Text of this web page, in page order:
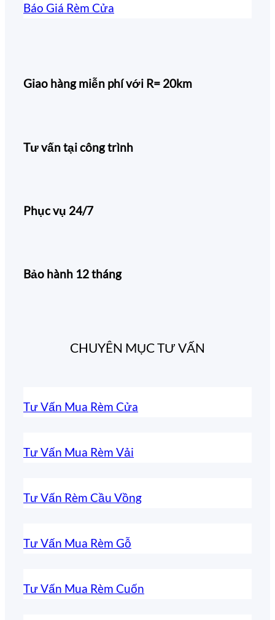
Báo Giá Rèm Cửa
Giao hàng miễn phí với R= 20km
Tư vấn tại công trình
Phục vụ 24/7
Bảo hành 12 tháng
CHUYÊN MỤC TƯ VẤN
Tư Vấn Mua Rèm Cửa
Tư Vấn Mua Rèm Vải
Tư Vấn Rèm Cầu Vồng
Tư Vấn Mua Rèm Gỗ
Tư Vấn Mua Rèm Cuốn